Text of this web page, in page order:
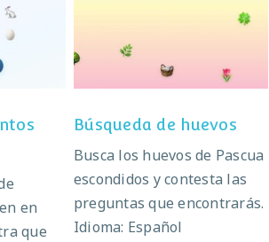
en
que
Búsqueda de huevos
Búsqueda de huevos
Busca los huevos de Pascua
escondidos y contesta las
preguntas que encontrarás.
Idioma: Español